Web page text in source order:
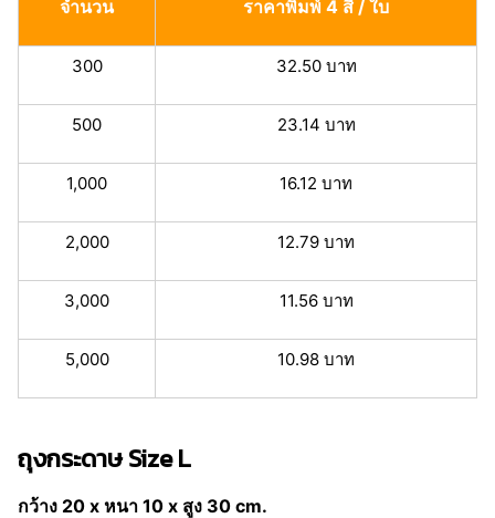
จำนวน ราคาพิมพ์ 4 สี / ใบ
300 32.50 บาท
500 23.14 บาท
1,000 16.12 บาท
2,000 12.79 บาท
3,000 11.56 บาท
5,000 10.98 บาท
ถุงกระดาษ Size L
กว้าง 20 x หนา 10 x สูง 30 cm.